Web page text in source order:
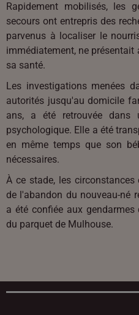
Rapidement mobilisés, les
secours ont entrepris des
parvenus à localiser le
immédiatement, ne
sa santé.
Les investigations menées
autorités jusqu'au domicile
ans, a été retrouvée dans
psychologique. Elle a été
en même temps que son
nécessaires.
À ce stade, les
de l'abandon du nouveau-né
a été confiée aux
du parquet de Mulhouse.